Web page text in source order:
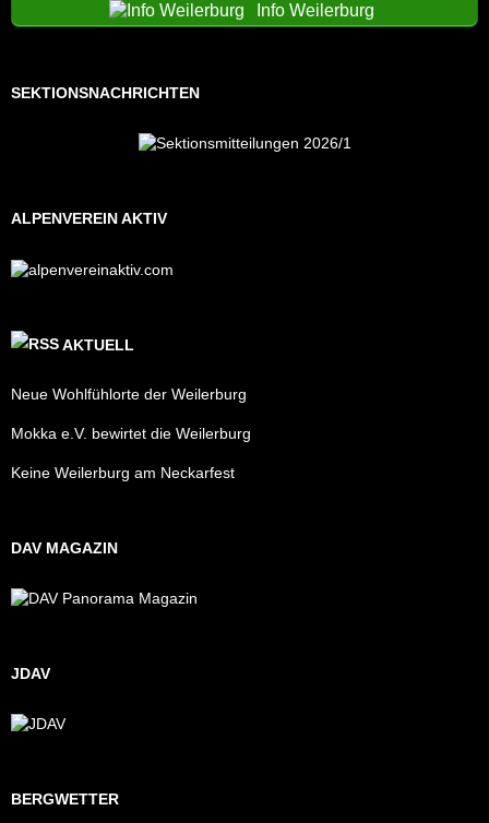
Info Weilerburg
SEKTIONSNACHRICHTEN
ALPENVEREIN AKTIV
AKTUELL
Neue Wohlfühlorte der Weilerburg
Mokka e.V. bewirtet die Weilerburg
Keine Weilerburg am Neckarfest
DAV MAGAZIN
JDAV
BERGWETTER